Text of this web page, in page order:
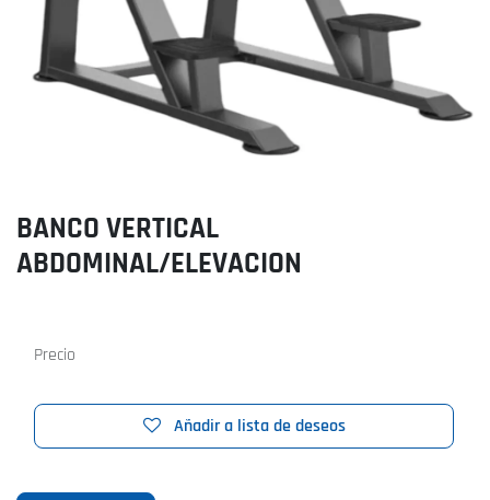
BANCO VERTICAL
ABDOMINAL/ELEVACION
Añadir a lista de deseos
Precio